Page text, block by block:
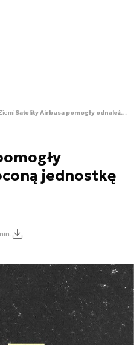
Satelity Airbusa pomogły odnaleźć przewróconą jednostkę morską
jednostkę